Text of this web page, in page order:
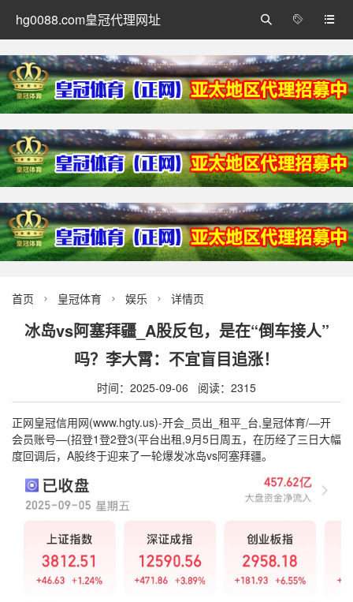
hg0088.com皇冠代理网址 


首页  皇冠体育  娱乐  详情页
冰岛vs阿塞拜疆_A股反包，是在“倒车接人”
吗？李大霄：不宜盲目追涨！
时间：2025-09-06 阅读：2315
正网皇冠信用网(www.hgty.us)-开会_员出_租平_台,皇冠体育/—开
会员账号—(招登1登2登3(平台出租,9月5日周五，在历经了三日大幅
度回调后，A股终于迎来了一轮爆发冰岛vs阿塞拜疆。